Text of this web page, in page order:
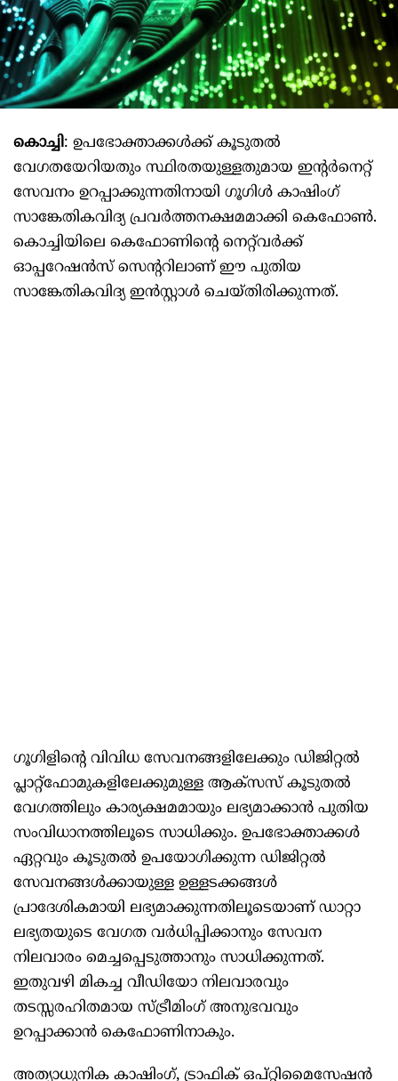
കൊച്ചി: ഉപഭോക്താക്കൾക്ക് കൂടുതൽ
വേഗതയേറിയതും സ്ഥിരതയുള്ളതുമായ ഇന്റർനെറ്റ്
സേവനം ഉറപ്പാക്കുന്നതിനായി ഗൂഗിൾ കാഷിംഗ്
സാങ്കേതികവിദ്യ പ്രവർത്തനക്ഷമമാക്കി കെഫോൺ.
കൊച്ചിയിലെ കെഫോണിന്‍റെ നെറ്റ്‌വർക്ക്
ഓപ്പറേഷൻസ് സെന്ററിലാണ് ഈ പുതിയ
സാങ്കേതികവിദ്യ ഇൻസ്റ്റാൾ ചെയ്തിരിക്കുന്നത്.
ഗൂഗിളിന്റെ വിവിധ സേവനങ്ങളിലേക്കും ഡിജിറ്റൽ
പ്ലാറ്റ്‌ഫോമുകളിലേക്കുമുള്ള ആക്സസ് കൂടുതൽ
വേഗത്തിലും കാര്യക്ഷമമായും ലഭ്യമാക്കാൻ പുതിയ
സംവിധാനത്തിലൂടെ സാധിക്കും. ഉപഭോക്താക്കൾ
ഏറ്റവും കൂടുതൽ ഉപയോഗിക്കുന്ന ഡിജിറ്റൽ
സേവനങ്ങൾക്കായുള്ള ഉള്ളടക്കങ്ങൾ
പ്രാദേശികമായി ലഭ്യമാക്കുന്നതിലൂടെയാണ് ഡാറ്റാ
ലഭ്യതയുടെ വേഗത വർധിപ്പിക്കാനും സേവന
നിലവാരം മെച്ചപ്പെടുത്താനും സാധിക്കുന്നത്.
ഇതുവഴി മികച്ച വീഡിയോ നിലവാരവും
തടസ്സരഹിതമായ സ്ട്രീമിംഗ് അനുഭവവും
ഉറപ്പാക്കാൻ കെഫോണിനാകും.
അത്യാധുനിക കാഷിംഗ്, ട്രാഫിക് ഒപ്റ്റിമൈസേഷൻ